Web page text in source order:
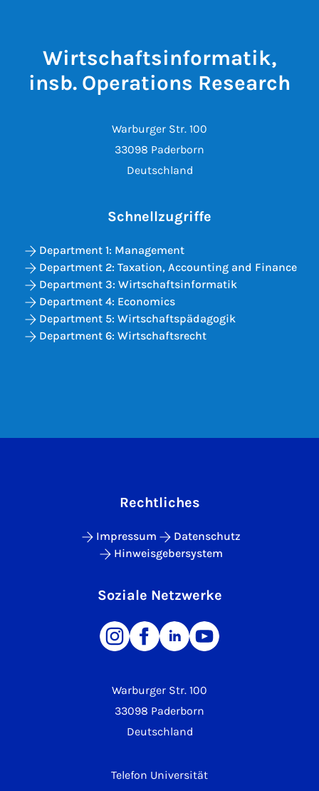
Wirtschaftsinformatik,
insb. Operations Research
Warburger Str. 100
33098 Paderborn
Deutschland
Schnellzugriffe
Department 1: Management
Department 2: Taxation, Accounting and Finance
Department 3: Wirtschaftsinformatik
Department 4: Economics
Department 5: Wirtschaftspädagogik
Department 6: Wirtschaftsrecht
Warburger Str. 100
33098 Paderborn
Deutschland
Telefon Universität
Rechtliches
Impressum
Datenschutz
Hinweisgebersystem
Soziale Netzwerke